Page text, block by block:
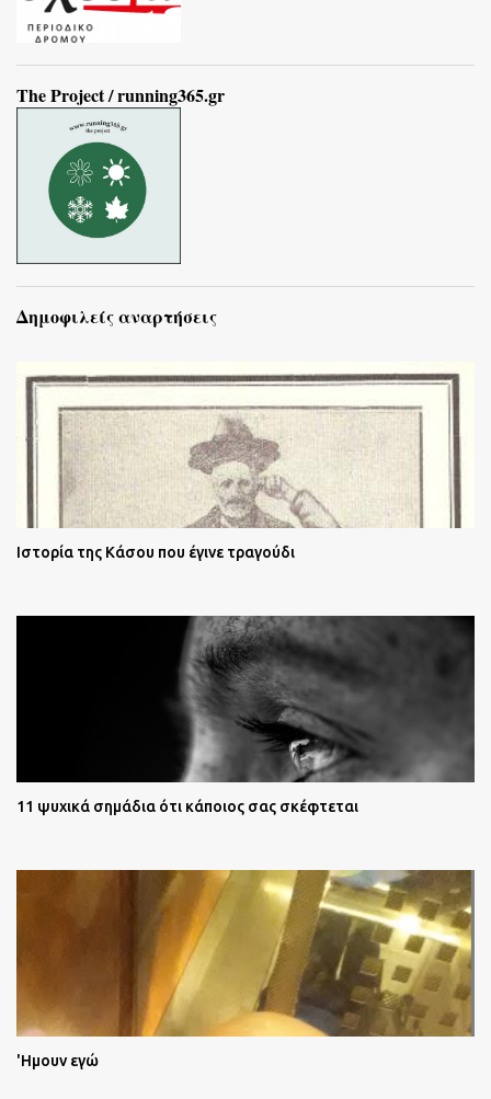
The Project / running365.gr
Δημοφιλείς αναρτήσεις
Ιστορία της Κάσου που έγινε τραγούδι
11 ψυχικά σημάδια ότι κάποιος σας σκέφτεται
'Ημουν εγώ